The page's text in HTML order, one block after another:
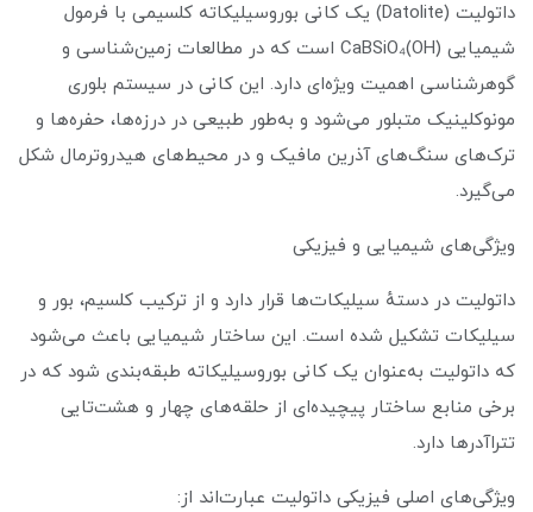
داتولیت (Datolite) یک کانی بوروسیلیکاته کلسیمی با فرمول
شیمیایی CaBSiO₄(OH) است که در مطالعات زمین‌شناسی و
گوهرشناسی اهمیت ویژه‌ای دارد. این کانی در سیستم بلوری
مونوکلینیک متبلور می‌شود و به‌طور طبیعی در درزه‌ها، حفره‌ها و
ترک‌های سنگ‌های آذرین مافیک و در محیط‌های هیدروترمال شکل
می‌گیرد.
ویژگی‌های شیمیایی و فیزیکی
داتولیت در دستهٔ سیلیکات‌ها قرار دارد و از ترکیب کلسیم، بور و
سیلیکات تشکیل شده است. این ساختار شیمیایی باعث می‌شود
که داتولیت به‌عنوان یک کانی بوروسیلیکاته طبقه‌بندی شود که در
برخی منابع ساختار پیچیده‌ای از حلقه‌های چهار و هشت‌تایی
تتراآدرها دارد.
ویژگی‌های اصلی فیزیکی داتولیت عبارت‌اند از: